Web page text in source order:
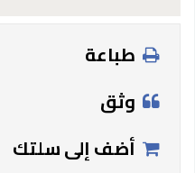
طباعة
وثق
أضف إلى سلتك